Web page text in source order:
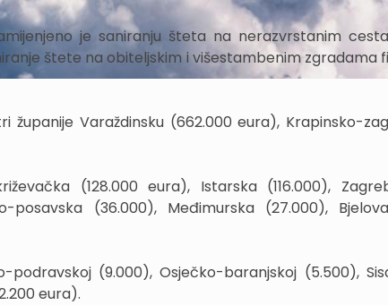
je saniranju šteta na nerazvrstanim
štete na obiteljskim i višestambenim zgradama
Varaždinsku (662.000 eura), Krapinsko-
(128.000 eura), Istarska (116.000),
posavska (36.000), Međimurska (27.000),
(9.000), Osječko-baranjskoj (5.500),
eura).